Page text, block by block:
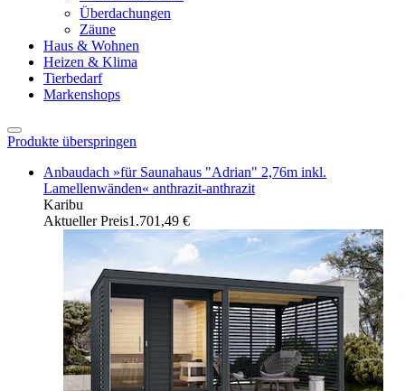
Überdachungen
Zäune
Haus & Wohnen
Heizen & Klima
Tierbedarf
Markenshops
Produkte überspringen
Anbaudach »für Saunahaus "Adrian" 2,76m inkl.
Lamellenwänden« anthrazit-anthrazit
Karibu
Aktueller Preis1.701,49 €